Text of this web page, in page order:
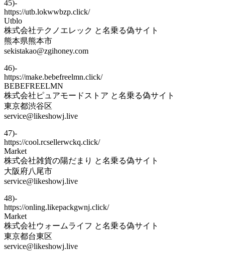
45)-
https://utb.lokwwbzp.click/
Utblo
株式会社テクノエレック と名乗る偽サイト
熊本県熊本市
sekistakao@zgihoney.com
46)-
https://make.bebefreelmn.click/
BEBEFREELMN
株式会社ピュアモードストア と名乗る偽サイト
東京都渋谷区
service@likeshowj.live
47)-
https://cool.rcsellerwckq.click/
Market
株式会社雑貨の陽だまり と名乗る偽サイト
大阪府八尾市
service@likeshowj.live
48)-
https://onling.likepackgwnj.click/
Market
株式会社ウォームライフ と名乗る偽サイト
東京都台東区
service@likeshowj.live